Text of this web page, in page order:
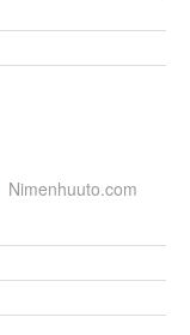
Nimenhuuto.com